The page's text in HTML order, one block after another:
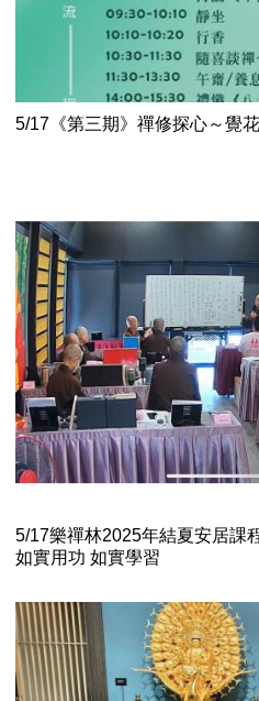
5/17《第三期》禪修探心～覺
5/17樂禪林2025年結夏安居課
如實用功 如實學習